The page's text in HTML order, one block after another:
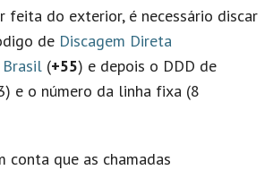
feita do exterior, é necessário discar
de Discagem Direta
(+55) e depois o DDD de
e o número da linha fixa (8
conta que as chamadas